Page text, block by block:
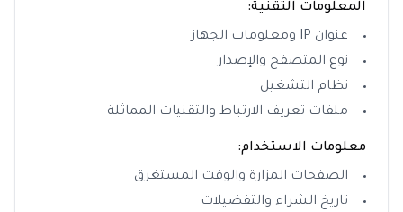
المعلومات التقنية:
عنوان IP ومعلومات الجهاز
نوع المتصفح والإصدار
نظام التشغيل
ملفات تعريف الارتباط والتقنيات المماثلة
معلومات الاستخدام:
الصفحات المزارة والوقت المستغرق
تاريخ الشراء والتفضيلات